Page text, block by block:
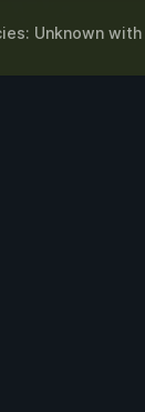
Unknownwith